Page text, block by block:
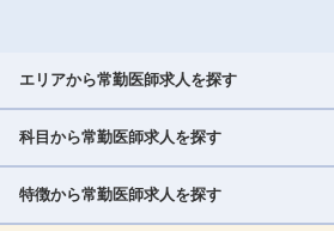
エリアから常勤医師求人を探す
北海道・東北
北海道 青森県 岩手県
科目から常勤医師求人を探す
内科系
特徴から常勤医師求人を探す